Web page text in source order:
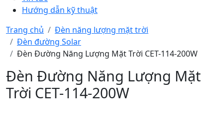
Hướng dẫn kỹ thuật
Trang chủ
Đèn năng lượng mặt trời
Đèn đường Solar
Đèn Đường Năng Lượng Mặt Trời CET-114-200W
Đèn Đường Năng Lượng Mặt
Trời CET-114-200W